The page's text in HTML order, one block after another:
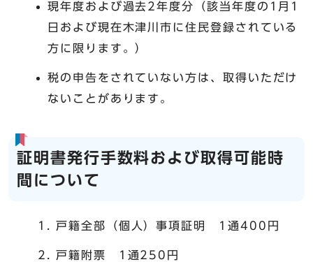
現年度および過去2年度分（該当年度の1月1
日および現在木津川市に住民登録されている
方に限ります。）
税の申告をされていない方は、取得いただけ
ないことがあります。
証明書発行手数料および取得可能時
間について
戸籍全部（個人）事項証明 1通400円
戸籍附票 1通250円